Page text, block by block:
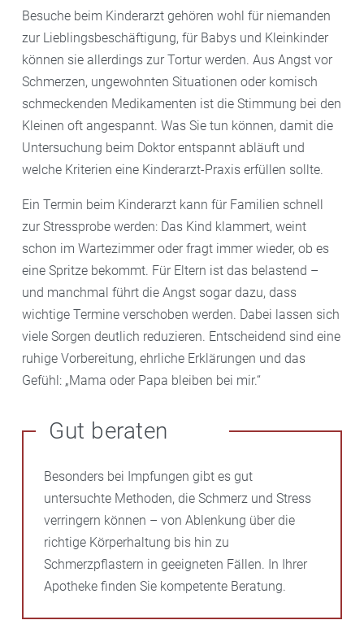
Besuche beim Kinderarzt gehören wohl für niemanden
zur Lieblingsbeschäftigung, für Babys und Kleinkinder
können sie allerdings zur Tortur werden. Aus Angst vor
Schmerzen, ungewohnten Situationen oder komisch
schmeckenden Medikamenten ist die Stimmung bei den
Kleinen oft angespannt. Was Sie tun können, damit die
Untersuchung beim Doktor entspannt abläuft und
welche Kriterien eine Kinderarzt-Praxis erfüllen sollte.
Ein Termin beim Kinderarzt kann für Familien schnell
zur Stressprobe werden: Das Kind klammert, weint
schon im Wartezimmer oder fragt immer wieder, ob es
eine Spritze bekommt. Für Eltern ist das belastend –
und manchmal führt die Angst sogar dazu, dass
wichtige Termine verschoben werden. Dabei lassen sich
viele Sorgen deutlich reduzieren. Entscheidend sind eine
ruhige Vorbereitung, ehrliche Erklärungen und das
Gefühl: „Mama oder Papa bleiben bei mir.“
Gut beraten
Besonders bei Impfungen gibt es gut
untersuchte Methoden, die Schmerz und Stress
verringern können – von Ablenkung über die
richtige Körperhaltung bis hin zu
Schmerzpflastern in geeigneten Fällen. In Ihrer
Apotheke finden Sie kompetente Beratung.